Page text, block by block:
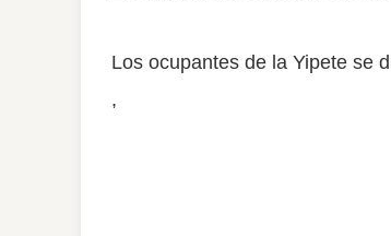
Los ocupantes de la Yipete se
,